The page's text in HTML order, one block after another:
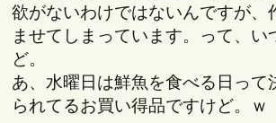
欲がないわけではないんですが
ませてしまっています。って、
ど。
あ、水曜日は鮮魚を食べる日っ
られてるお買い得品ですけど。ｗ